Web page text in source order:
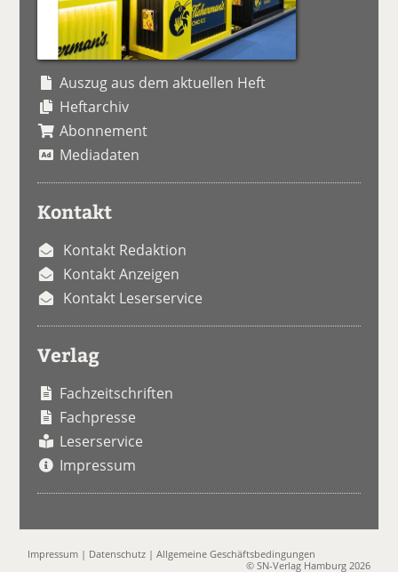
Auszug aus dem aktuellen Heft
Heftarchiv
Abonnement
Mediadaten
Kontakt
Kontakt Redaktion
Kontakt Anzeigen
Kontakt Leserservice
Verlag
Fachzeitschriften
Fachpresse
Leserservice
Impressum
Impressum | Datenschutz |Allgemeine Geschäftsbedingungen
© SN-Verlag Hamburg 2026